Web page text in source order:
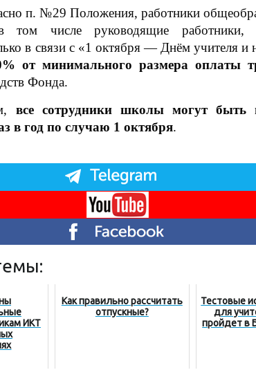
п. №29 Положения, работники
том числе руководящие работники,
в связи с «1 октября — Днём учителя и
от минимального размера оплаты
Фонда.
все сотрудники школы могут быть
в год по случаю 1 октября.
ИКТ
Как правильно рассчитать
отпускные?
Тестовые
для
пройдет в